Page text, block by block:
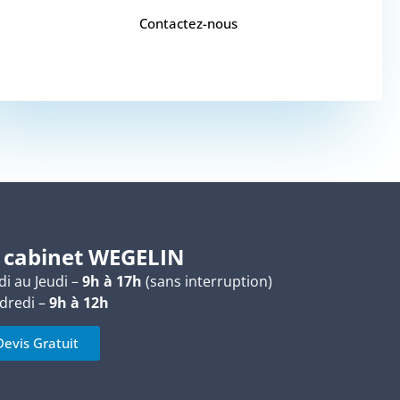
Contactez-nous
WEGELIN
au Jeudi –9h à 17h (sans interruption)
–9h à 12h
Gratuit